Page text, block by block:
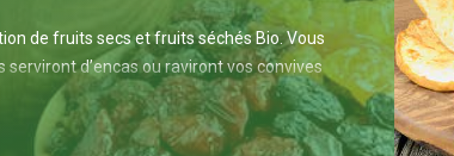
de fruits secs et fruits séchés Bio. Vous
d’encas ou raviront vos convives